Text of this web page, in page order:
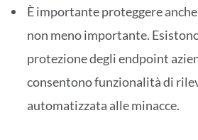
È importante proteggere
non meno importante.
protezione degli endpoint
consentono funzionalità di
automatizzata alle minacce.